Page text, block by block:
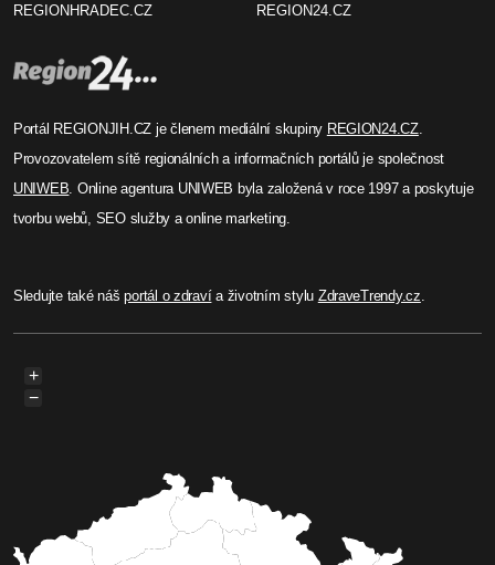
REGIONHRADEC.CZ REGION24.CZ
Portál REGIONJIH.CZ je členem mediální skupiny REGION24.CZ.
Provozovatelem sítě regionálních a informačních portálů je společnost
UNIWEB . Online agentura UNIWEB byla založená v roce 1997 a poskytuje
tvorbu webů, SEO služby a online marketing.
Sledujte také nášportál o zdravía životním stylu ZdraveTrendy.cz
+
−